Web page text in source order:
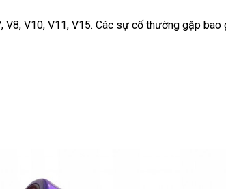
V10, V11, V15. Các sự cố thường gặp bao